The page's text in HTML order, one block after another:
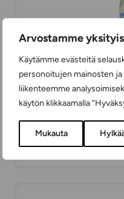
Arvostamme
Käytämme evästeitä
personoitujen mainosten
liikenteemme
käytön klikkaamalla
Mukauta
Península das